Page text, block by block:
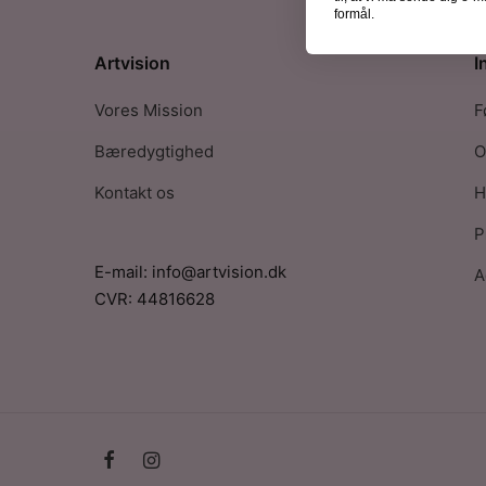
Artvision
Vores Mission
Bæredygtighed
Kontakt os
E-mail: info@artvision.dk
CVR: 44816628
formål.